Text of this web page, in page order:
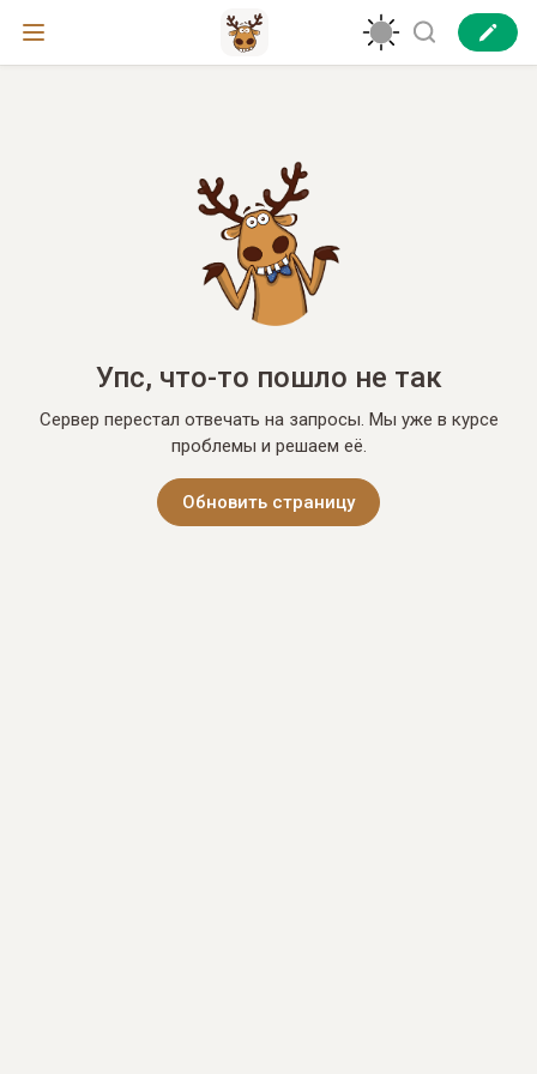
Упс, что-то пошло не так
Сервер перестал отвечать на запросы. Мы уже в курсе
проблемы и решаем её.
Обновить страницу